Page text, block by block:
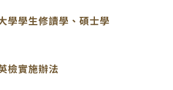
學學生修讀學、碩士學
檢實施辦法